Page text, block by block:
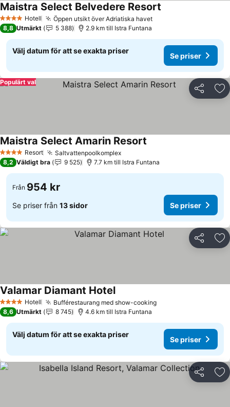
4 StjärnorHotell Öppen utsikt över Adriatiska havetSe priser
Maistra Select Belvedere Resort
8,8 Utmärkt 5 388 2.9 km till Istra Funtana
Välj datum för att se exakta priser
Se priser
Dela
Populärt val
4 StjärnorResort SaltvattenpoolkomplexSe priser
Maistra Select Amarin Resort
8,2 Väldigt bra 9 525 7.7 km till Istra Funtana
Från 954 kr
Se priser från 13 sidor Se priser
Dela
4 StjärnorHotell Bufférestaurang med show-cookingSe priser
Valamar Diamant HotelSe priser
8,6 Utmärkt 8 745 4.6 km till Istra Funtana
Välj datum för att se exakta priser
Se priser
Dela